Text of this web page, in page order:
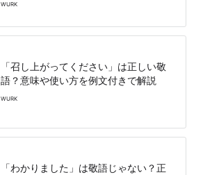
WURK
「召し上がってください」は正しい敬
語？意味や使い方を例文付きで解説
WURK
「わかりました」は敬語じゃない？正